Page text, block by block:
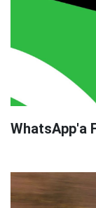
WhatsApp'a